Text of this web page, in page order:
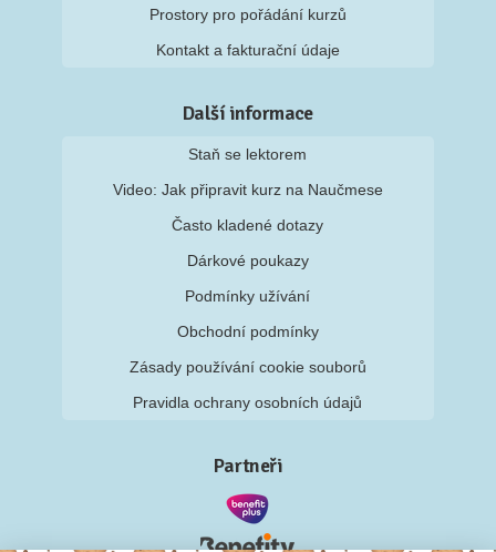
Prostory pro pořádání kurzů
Kontakt a fakturační údaje
Další informace
Staň se lektorem
Video: Jak připravit kurz na Naučmese
Často kladené dotazy
Dárkové poukazy
Podmínky užívání
Obchodní podmínky
Zásady používání cookie souborů
Pravidla ochrany osobních údajů
Partneři